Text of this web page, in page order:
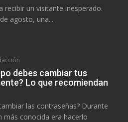
recibir un visitante inesperado.
agosto, una...
debes cambiar tus
Lo que recomiendan
las contraseñas? Durante
más conocida era hacerlo